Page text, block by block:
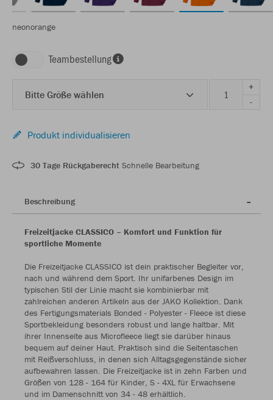
neonorange
Teambestellung
Bitte Größe wählen
+
-
Produkt individualisieren
30 Tage Rückgaberecht Schnelle Bearbeitung
Beschreibung
Freizeitjacke CLASSICO – Komfort und Funktion für
sportliche Momente
Die Freizeitjacke CLASSICO ist dein praktischer Begleiter vor,
nach und während dem Sport. Ihr unifarbenes Design im
typischen Stil der Linie macht sie kombinierbar mit
zahlreichen anderen Artikeln aus der JAKO Kollektion. Dank
des Fertigungsmaterials Bonded - Polyester - Fleece ist diese
Sportbekleidung besonders robust und lange haltbar. Mit
ihrer Innenseite aus Microfleece liegt sie darüber hinaus
bequem auf deiner Haut. Praktisch sind die Seitentaschen
mit Reißverschluss, in denen sich Alltagsgegenstände sicher
aufbewahren lassen. Die Freizeitjacke ist in zehn Farben und
Größen von 128 - 164 für Kinder, S - 4XL für Erwachsene
und im Damenschnitt von 34 - 48 erhältlich.